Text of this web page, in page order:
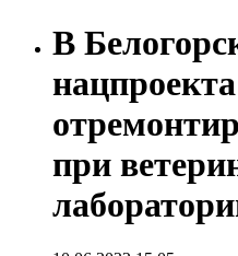
В
нацпроекта
при